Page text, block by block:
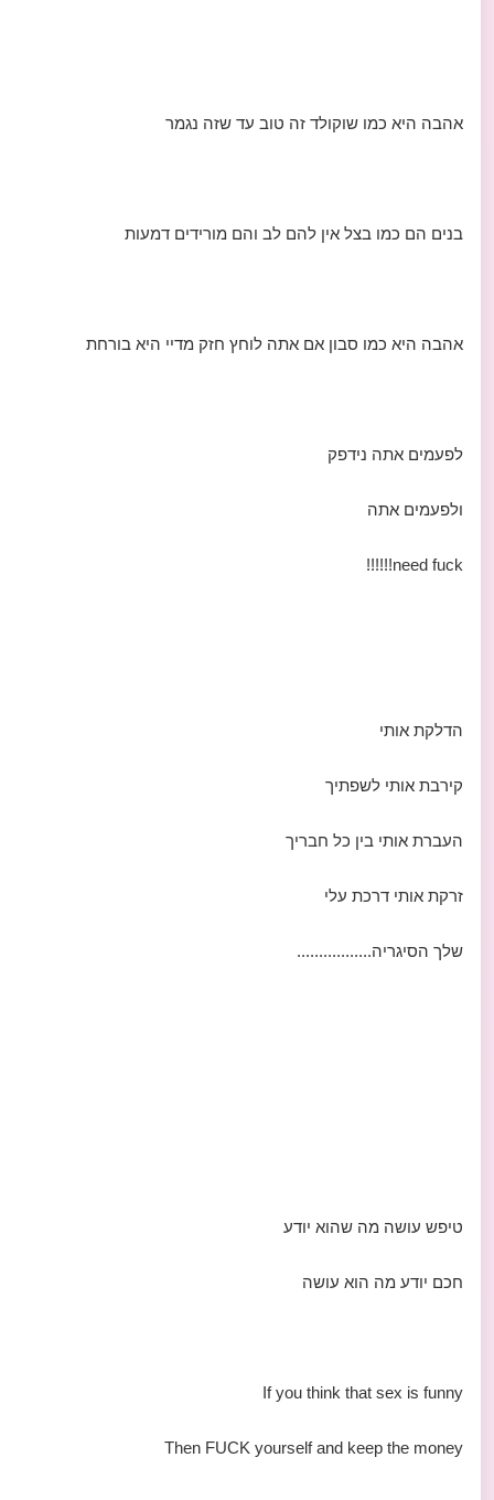
אהבה היא כמו שוקולד זה טוב עד שזה נגמר
בנים הם כמו בצל אין להם לב והם מורידים דמעות
אהבה היא כמו סבון אם אתה לוחץ חזק מדיי היא בורחת
לפעמים אתה נידפק
ולפעמים אתה
need fuck!!!!!!
הדלקת אותי
קירבת אותי לשפתיך
העברת אותי בין כל חבריך
זרקת אותי דרכת עלי
שלך הסיגריה.................
טיפש עושה מה שהוא יודע
חכם יודע מה הוא עושה
If you think that sex is funny
Then FUCK yourself and keep the money